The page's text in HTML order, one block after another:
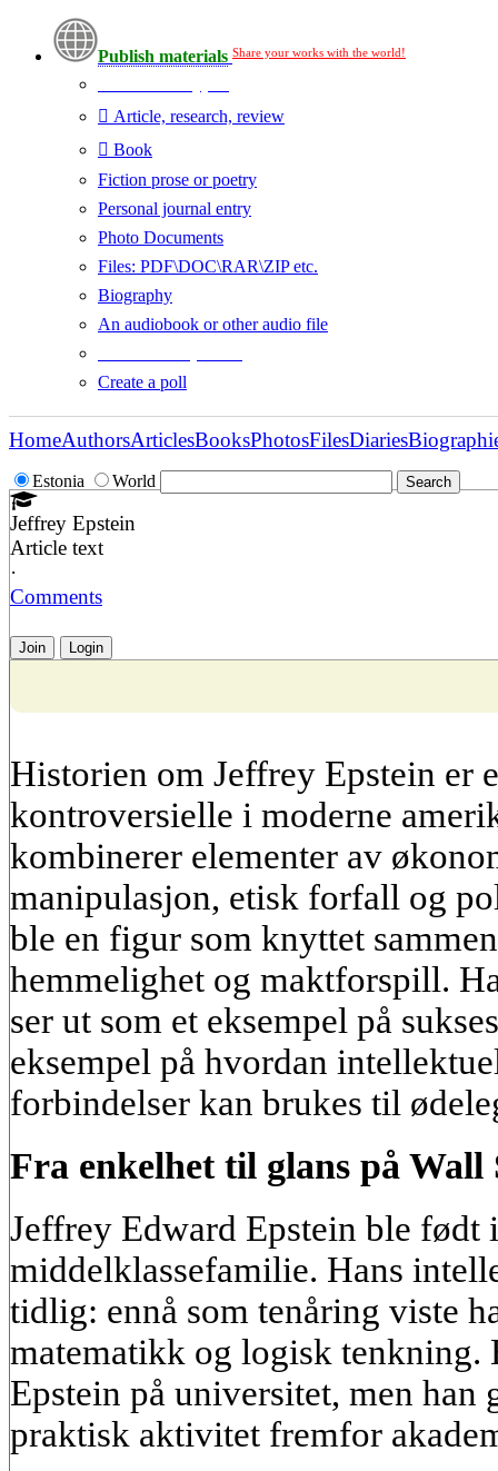
Publish materials Share your works with the world!
Article, research, review
Book
Fiction prose or poetry
Personal journal entry
Photo Documents
Files: PDF\DOC\RAR\ZIP etc.
Biography
An audiobook or other audio file
Create a poll
Estonia World
HomeAuthorsArticlesBooksPhotosFilesDiaries
Jeffrey Epstein
Article text
·
Comments
Join Login
Historien om Jeffrey Epstein er
kontroversielle i moderne
kombinerer elementer av
manipulasjon, etisk forfall og
ble en figur som knyttet
hemmelighet og maktforspill.
ser ut som et eksempel på
eksempel på hvordan
forbindelser kan brukes til
Fra enkelhet til glans på Wall
Jeffrey Edward Epstein ble
middelklassefamilie. Hans
tidlig: ennå som tenåring viste
matematikk og logisk tenkning.
Epstein på universitet, men han
praktisk aktivitet fremfor